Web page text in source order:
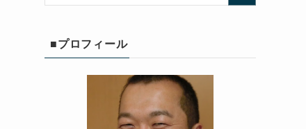
■プロフィール